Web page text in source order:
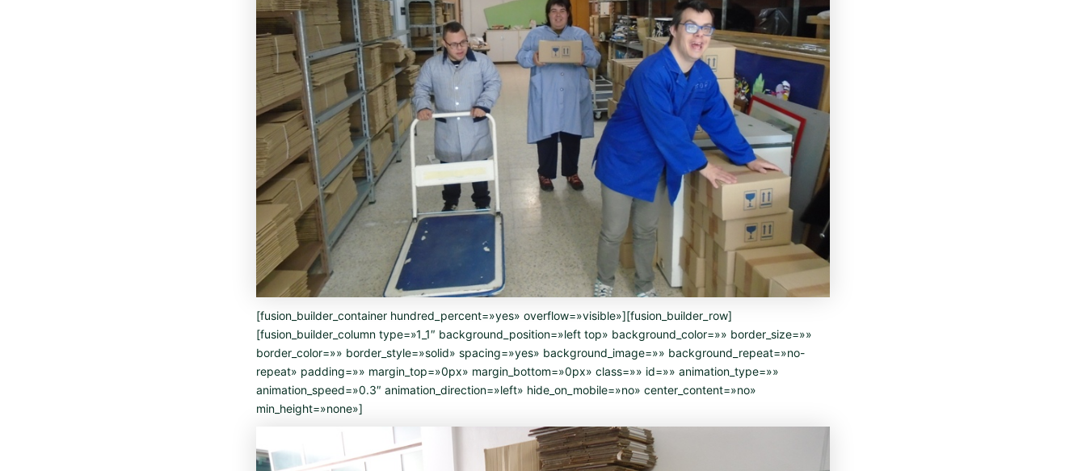
[fusion_builder_container hundred_percent=»yes» overflow=»visible»][fusion_builder_row]
[fusion_builder_column type=»1_1″ background_position=»left top» background_color=»» border_size=»»
border_color=»» border_style=»solid» spacing=»yes» background_image=»» background_repeat=»no-
repeat» padding=»» margin_top=»0px» margin_bottom=»0px» class=»» id=»» animation_type=»»
animation_speed=»0.3″ animation_direction=»left» hide_on_mobile=»no» center_content=»no»
min_height=»none»]